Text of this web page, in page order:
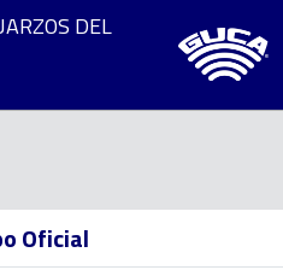
DEL
Oficial